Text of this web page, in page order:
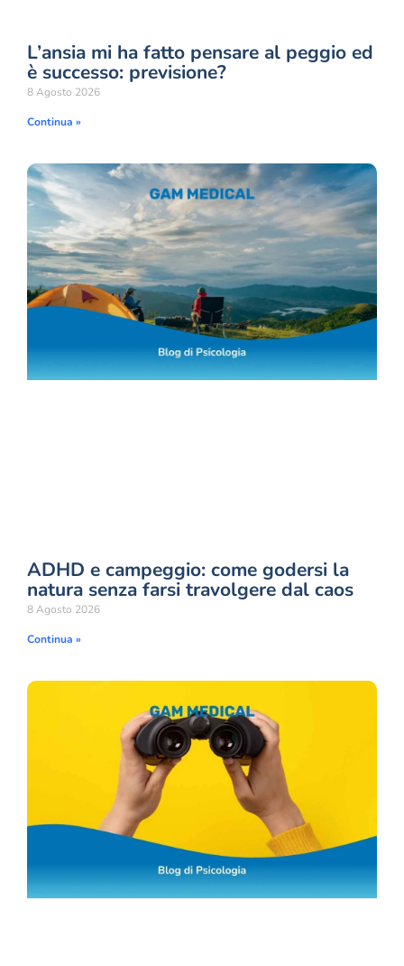
L’ansia mi ha fatto pensare al peggio ed
è successo: previsione?
8 Agosto 2026
Continua »
ADHD e campeggio: come godersi la
natura senza farsi travolgere dal caos
8 Agosto 2026
Continua »